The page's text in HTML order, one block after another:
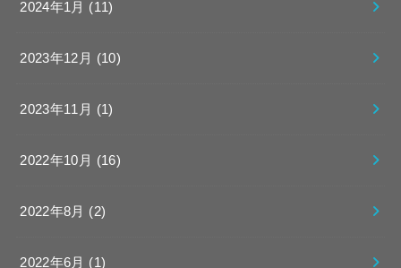
2024年1月 (11)
2023年12月 (10)
2023年11月 (1)
2022年10月 (16)
2022年8月 (2)
2022年6月 (1)